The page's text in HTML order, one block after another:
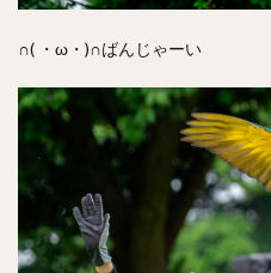
∩( ・ω・)∩ばんじゃーい